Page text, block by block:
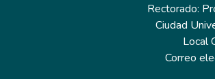
Rectorado:
Ciudad
Local
Correo